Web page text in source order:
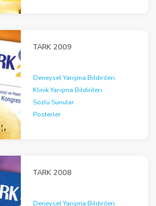
TARK 2009
Deneysel Yarışma Bildirileri
Klinik Yarışma Bildirileri
Sözlü Sunular
Posterler
TARK 2008
Deneysel Yarışma Bildirileri